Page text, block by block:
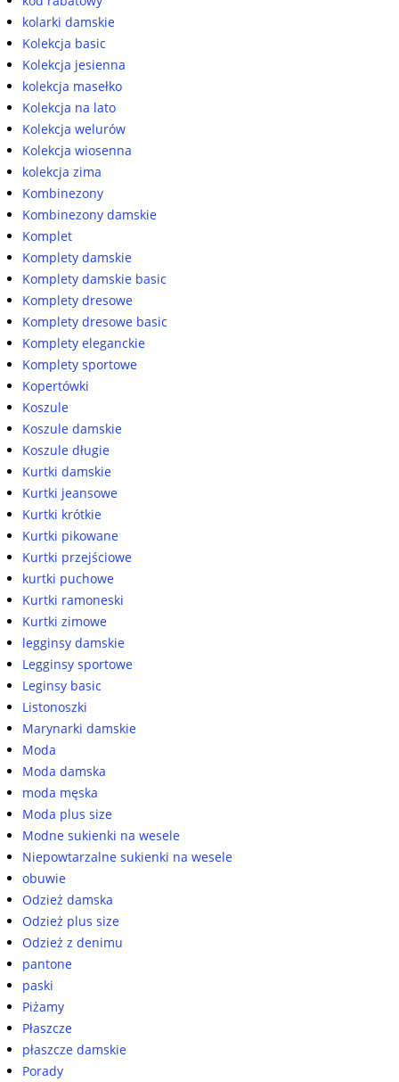
kolarki damskie
Kolekcja basic
Kolekcja jesienna
kolekcja masełko
Kolekcja na lato
Kolekcja welurów
Kolekcja wiosenna
kolekcja zima
Kombinezony
Kombinezony damskie
Komplet
Komplety damskie
Komplety damskie basic
Komplety dresowe
Komplety dresowe basic
Komplety eleganckie
Komplety sportowe
Kopertówki
Koszule
Koszule damskie
Koszule długie
Kurtki damskie
Kurtki jeansowe
Kurtki krótkie
Kurtki pikowane
Kurtki przejściowe
kurtki puchowe
Kurtki ramoneski
Kurtki zimowe
legginsy damskie
Legginsy sportowe
Leginsy basic
Listonoszki
Marynarki damskie
Moda
Moda damska
moda męska
Moda plus size
Modne sukienki na wesele
Niepowtarzalne sukienki na wesele
obuwie
Odzież damska
Odzież plus size
Odzież z denimu
pantone
paski
Piżamy
Płaszcze
płaszcze damskie
Porady